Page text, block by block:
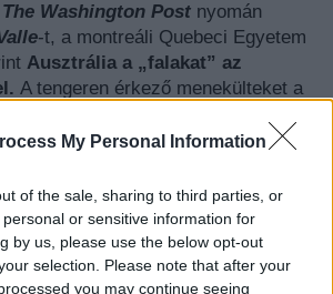
My Personal Information
of the sale, sharing to third parties, or
or sensitive information for
by us, please use the below opt-out
selection. Please note that after your
you may continue seeing
The Washington Post nyomán
-t, a montreáli Quebeci Egyetem
Ausztrália a „falakat” az
A tengeren érkező menekülteket a
nem szóltunk a nyugat-mianmari
rohingja kisebbség évek óta zajló, a
által okozott megpróbáltatásairól.
ezerszám indulnak
Malajziába és Thaiföldre, ahol aztán